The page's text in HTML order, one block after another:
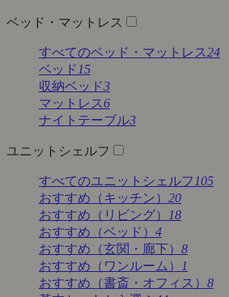
ベッド・マットレス
すべてのベッド・マットレス24
ベッド 15
収納ベッド3
マットレス6
ナイトテーブル3
ユニットシェルフ
すべてのユニットシェルフ 105
おすすめ（キッチン） 20
おすすめ（リビング）
18
おすすめ（ベッド） 4
おすすめ（玄関・廊下） 8
おすすめ（ワンルーム）
1
おすすめ（書斎・オフィス） 8